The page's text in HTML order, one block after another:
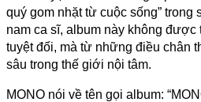
quý gom nhặt từ cuộc sống” trong
nam ca sĩ, album này không
tuyệt đối, mà từ những điều chân
sâu trong thế giới nội tâm.
MONO nói về tên gọi album: